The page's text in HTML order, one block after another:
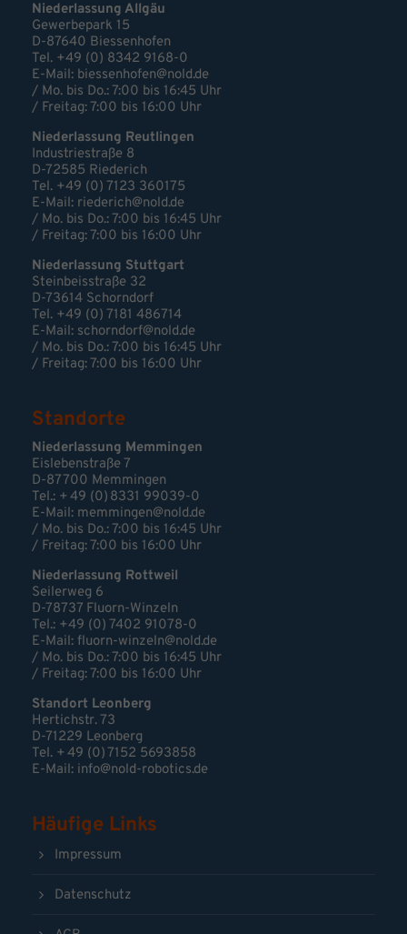
Niederlassung Allgäu
Gewerbepark 15
D-87640 Biessenhofen
Tel. +49 (0) 8342 9168-0
E-Mail: biessenhofen@nold.de
/ Mo. bis Do.: 7:00 bis 16:45 Uhr
/ Freitag: 7:00 bis 16:00 Uhr
Niederlassung Reutlingen
Industriestraße 8
D-72585 Riederich
Tel. +49 (0) 7123 360175
E-Mail: riederich@nold.de
/ Mo. bis Do.: 7:00 bis 16:45 Uhr
/ Freitag: 7:00 bis 16:00 Uhr
Niederlassung Stuttgart
Steinbeisstraße 32
D-73614 Schorndorf
Tel. +49 (0) 7181 486714
E-Mail: schorndorf@nold.de
/ Mo. bis Do.: 7:00 bis 16:45 Uhr
/ Freitag: 7:00 bis 16:00 Uhr
Standorte
Niederlassung Memmingen
Eislebenstraße 7
D-87700 Memmingen
Tel.: + 49 (0) 8331 99039-0
E-Mail: memmingen@nold.de
/ Mo. bis Do.: 7:00 bis 16:45 Uhr
/ Freitag: 7:00 bis 16:00 Uhr
Niederlassung Rottweil
Seilerweg 6
D-78737 Fluorn-Winzeln
Tel.: +49 (0) 7402 91078-0
E-Mail: fluorn-winzeln@nold.de
/ Mo. bis Do.: 7:00 bis 16:45 Uhr
/ Freitag: 7:00 bis 16:00 Uhr
Standort Leonberg
Hertichstr. 73
D-71229 Leonberg
Tel. + 49 (0) 7152 5693858
E-Mail: info@nold-robotics.de
Häufige Links
Impressum
Datenschutz